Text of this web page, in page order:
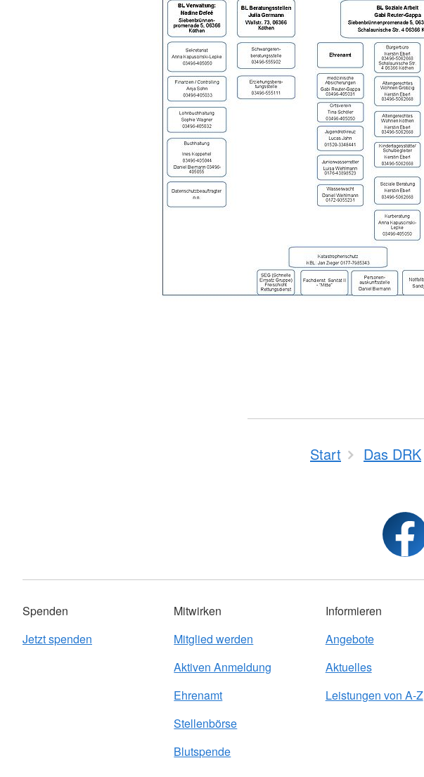
Start Das DRK
Spenden
Jetzt spenden
Mitwirken
Mitglied werden
Aktiven Anmeldung
Ehrenamt
Stellenbörse
Blutspende
Informieren
Angebote
Aktuelles
Leistungen von A-Z